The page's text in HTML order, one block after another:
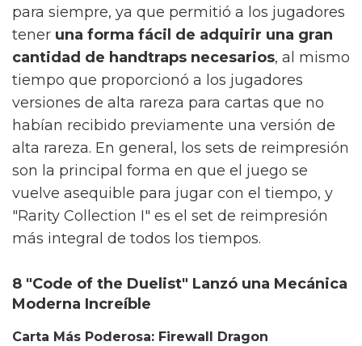
para siempre, ya que permitió a los jugadores
tener una forma fácil de adquirir una gran
cantidad de handtraps necesarios, al mismo
tiempo que proporcionó a los jugadores
versiones de alta rareza para cartas que no
habían recibido previamente una versión de
alta rareza. En general, los sets de reimpresión
son la principal forma en que el juego se
vuelve asequible para jugar con el tiempo, y
"Rarity Collection I" es el set de reimpresión
más integral de todos los tiempos.
8 "Code of the Duelist" Lanzó una Mecánica
Moderna Increíble
Carta Más Poderosa: Firewall Dragon